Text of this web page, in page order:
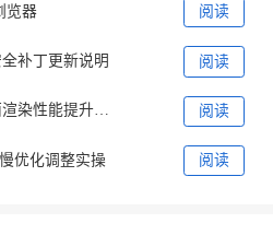
览器 阅读
补丁更新说明 阅读
Google Chrome插件页面渲染性能提升案例 阅读
优化调整实操 阅读